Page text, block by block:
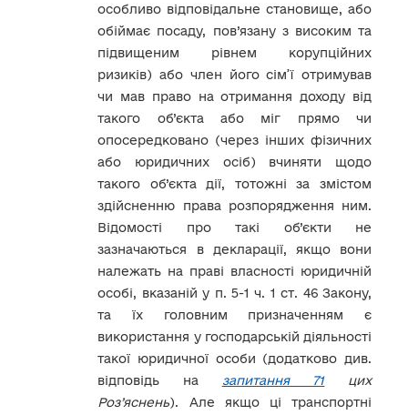
особливо відповідальне становище, або
обіймає посаду, пов’язану з високим та
підвищеним рівнем корупційних
ризиків) або член його сім’ї отримував
чи мав право на отримання доходу від
такого об’єкта або міг прямо чи
опосередковано (через інших фізичних
або юридичних осіб) вчиняти щодо
такого об’єкта дії, тотожні за змістом
здійсненню права розпорядження ним.
Відомості про такі об’єкти не
зазначаються в декларації, якщо вони
належать на праві власності юридичній
особі, вказаній у п. 5-1 ч. 1 ст. 46 Закону,
та їх головним призначенням є
використання у господарській діяльності
такої юридичної особи (додатково див.
відповідь на
запитання 71цих
Роз’яснень). Але якщо ці транспортні